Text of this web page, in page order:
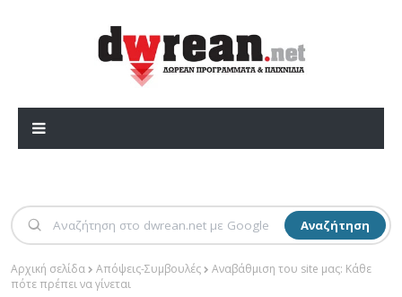
Αναζήτηση
Αρχική σελίδα Απόψεις-Συμβουλές
Αναβάθμιση του site μας: Κάθε
πότε πρέπει να γίνεται